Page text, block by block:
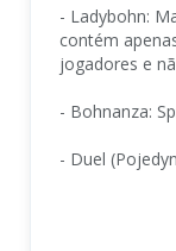
- Ladybohn:
contém
jogadores e
- Bohnanza:
- Duel